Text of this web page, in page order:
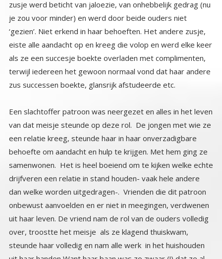
zus successen boekte, glansrijk afstudeerde etc.
Een slachtoffer patroon was neergezet en alles in het leven
van dat meisje steunde op deze rol. De jongen met wie ze
een relatie kreeg, steunde haar in haar onverzadigbare
behoefte om aandacht en hulp te krijgen. Met hem ging ze
samenwonen. Het is heel boeiend om te kijken welke echte
drijfveren een relatie in stand houden- vaak hele andere
dan welke worden uitgedragen-. Vrienden die dit patroon
onbewust aanvoelden en er niet in meegingen, verdwenen
uit haar leven. De vriend nam de rol van de ouders volledig
over, troostte het meisje als ze klagend thuiskwam,
steunde haar volledig en nam alle werk in het huishouden
uit haar handen Want haar baan was zo zwaar (!) dat ze al
haar tijd ook haar avonden en weekends besteedde aan
voorbereiding en voorwerk. Als je haar bezig zag en vooral
hoorde, leek het inderdaad een veel te zware job.
Nochtans zijn er veel anderen die deze job ook doen en